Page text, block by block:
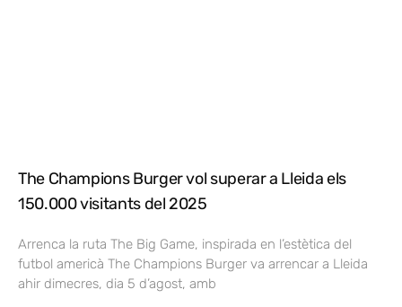
The Champions Burger vol superar a Lleida els
150.000 visitants del 2025
Arrenca la ruta The Big Game, inspirada en l’estètica del
futbol americà The Champions Burger va arrencar a Lleida
ahir dimecres, dia 5 d’agost, amb